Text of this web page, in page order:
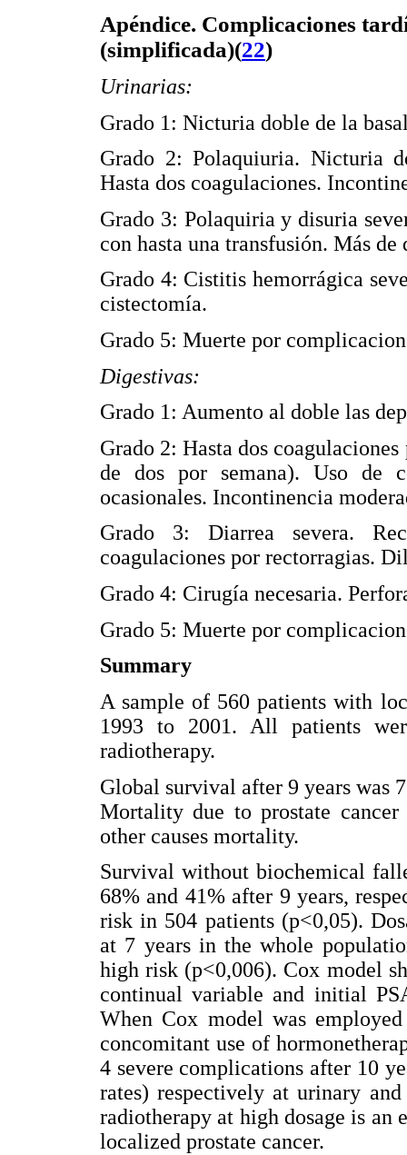
Apéndice. Complicaciones
(simplificada)(22)
Urinarias:
Grado 1: Nicturia doble de la
Grado 2: Polaquiuria. Nicturia
Hasta dos coagulaciones.
Grado 3: Polaquiria y disuria
con hasta una transfusión. Más
Grado 4: Cistitis hemorrágica
cistectomía.
Grado 5: Muerte por
Digestivas:
Grado 1: Aumento al doble las
Grado 2: Hasta dos
de dos por semana). Uso de
ocasionales. Incontinencia
Grado 3: Diarrea severa.
coagulaciones por rectorragias.
Grado 4: Cirugía necesaria.
Grado 5: Muerte por
Summary
A sample of 560 patients with
1993 to 2001. All patients
radiotherapy.
Global survival after 9 years was
Mortality due to prostate
other causes mortality.
Survival without biochemical
68% and 41% after 9 years,
risk in 504 patients (p<0,05).
at 7 years in the whole
high risk (p<0,006). Cox model
continual variable and initial
When Cox model was
concomitant use of
4 severe complications after 10
rates) respectively at urinary
radiotherapy at high dosage is
localized prostate cancer.